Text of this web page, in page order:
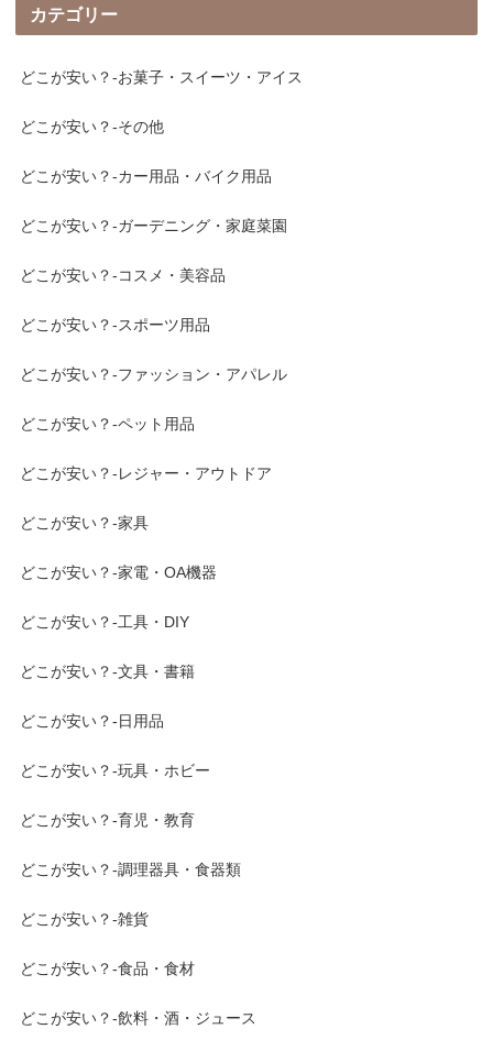
カテゴリー
どこが安い？-お菓子・スイーツ・アイス
どこが安い？-その他
どこが安い？-カー用品・バイク用品
どこが安い？-ガーデニング・家庭菜園
どこが安い？-コスメ・美容品
どこが安い？-スポーツ用品
どこが安い？-ファッション・アパレル
どこが安い？-ペット用品
どこが安い？-レジャー・アウトドア
どこが安い？-家具
どこが安い？-家電・OA機器
どこが安い？-工具・DIY
どこが安い？-文具・書籍
どこが安い？-日用品
どこが安い？-玩具・ホビー
どこが安い？-育児・教育
どこが安い？-調理器具・食器類
どこが安い？-雑貨
どこが安い？-食品・食材
どこが安い？-飲料・酒・ジュース